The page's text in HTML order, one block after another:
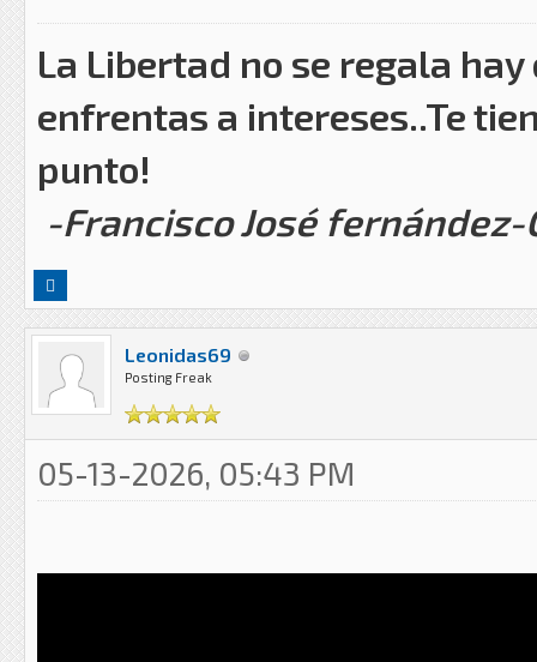
La Libertad no se regala
enfrentas a intereses..Te
punto!
-Francisco José
Leonidas69
Posting Freak
05-13-2026, 05:43 PM